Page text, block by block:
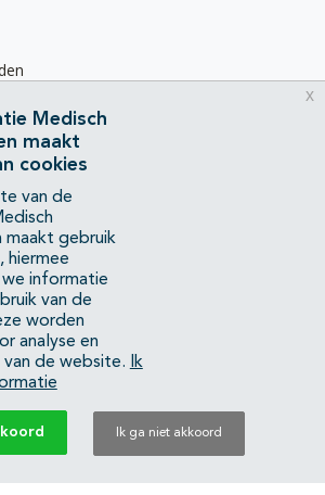
Specialisten:40483480
Medisch
maakt
cookies
van de
maakt gebruik
hiermee
informatie
van de
worden
analyse en
de website.
Ik
Ik ga niet akkoord
x